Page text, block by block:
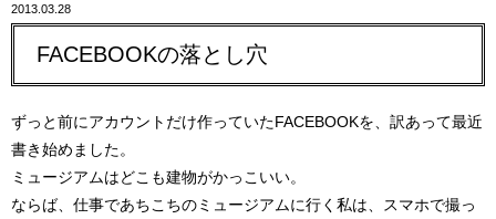
2013.03.28
FACEBOOKの落とし穴
ずっと前にアカウントだけ作っていたFACEBOOKを、訳あって最近
書き始めました。
ミュージアムはどこも建物がかっこいい。
ならば、仕事であちこちのミュージアムに行く私は、スマホで撮っ